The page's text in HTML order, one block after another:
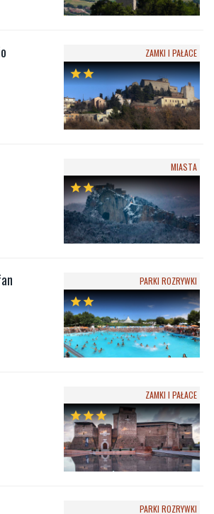
ZAMKI I PAŁACE
starstar
MIASTA
starstar
PARKI ROZRYWKI
starstar
ZAMKI I PAŁACE
starstarstar
PARKI ROZRYWKI